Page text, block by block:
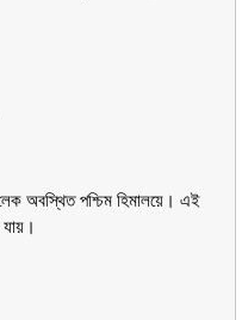
অবস্থিত পশ্চিম হিমালয়ে। এই